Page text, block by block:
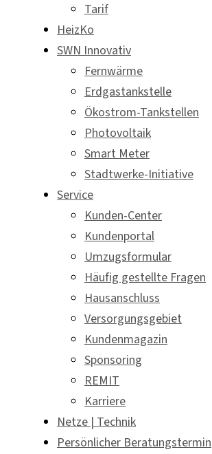
Tarif
HeizKo
SWN Innovativ
Fernwärme
Erdgastankstelle
Ökostrom-Tankstellen
Photovoltaik
Smart Meter
Stadtwerke-Initiative
Service
Kunden-Center
Kundenportal
Umzugsformular
Häufig gestellte Fragen
Hausanschluss
Versorgungsgebiet
Kundenmagazin
Sponsoring
REMIT
Karriere
Netze | Technik
Persönlicher Beratungstermin